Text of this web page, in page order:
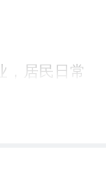
，居民日常
日世界
场（建设